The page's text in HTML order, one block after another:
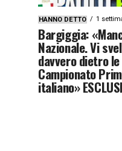
HANNO DETTO 1
Bargiggia:
Nazionale. Vi
davvero dietro
Campionato
italiano»